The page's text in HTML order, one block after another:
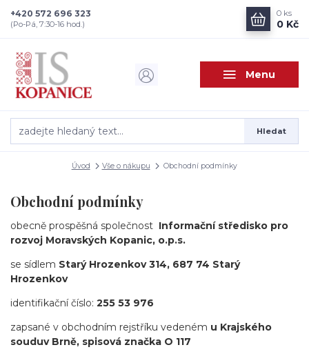
Menu
Hledat
+420 572 696 323
(Po-Pá, 7:30-16 hod.)
0 ks
0 Kč
Úvod Vše o nákupu Obchodní podmínky
Obchodní podmínky
obecně prospěšná společnost Informační středisko pro
rozvoj Moravských Kopanic, o.p.s.
se sídlem Starý Hrozenkov 314, 687 74 Starý
Hrozenkov
identifikační číslo: 255 53 976
zapsané v obchodním rejstříku vedeném u Krajského
souduv Brně, spisová značka O 117